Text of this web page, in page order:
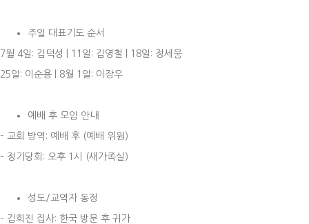
주일 대표기도 순서
7월 4일: 김덕성 | 11일: 김영철 | 18일: 정세웅
25일: 이순용 | 8월 1일: 이장우
예배 후 모임 안내
– 교회 방역: 예배 후 (예배 위원)
– 정기당회: 오후 1시 (새가족실)
성도/교역자 동정
– 김희진 집사: 한국 방문 후 귀가